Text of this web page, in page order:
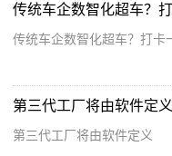
传统车企数智化超车？打卡
第三代工厂将由软件定
第三代工厂将由软件定义